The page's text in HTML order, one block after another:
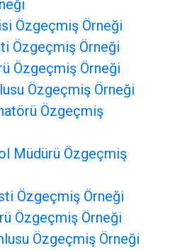
Özgeçmiş Örneği
Özgeçmiş Örneği
Özgeçmiş Örneği
Özgeçmiş Örneği
Özgeçmiş
Müdürü Özgeçmiş
Özgeçmiş Örneği
Özgeçmiş Örneği
Özgeçmiş Örneği